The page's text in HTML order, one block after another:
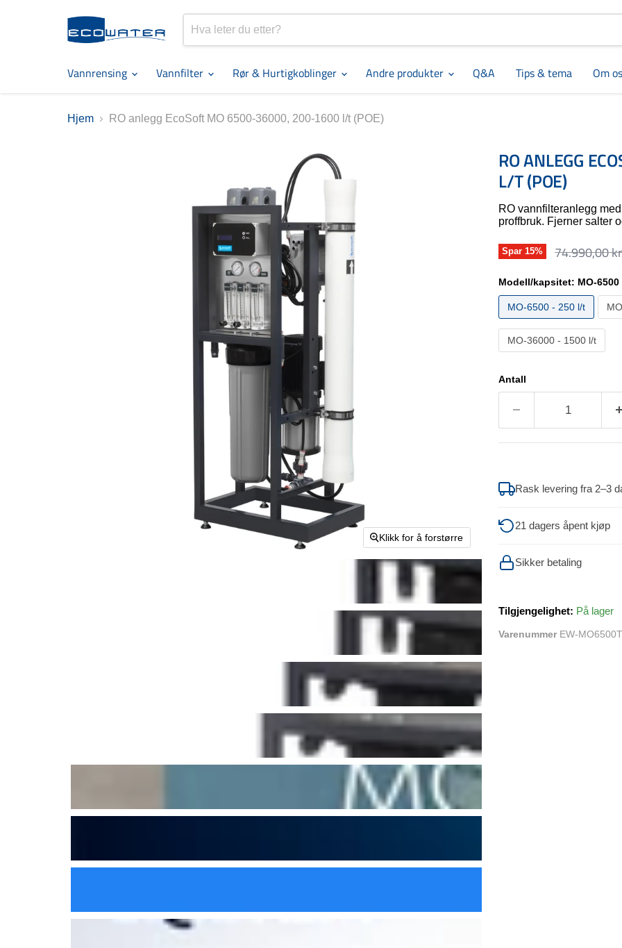
Vannrensing Vannfilter Rør & Hurtigkoblinger Andre produkter Q&A Tips & tema Om
Hjem RO anlegg EcoSoft MO 6500-36000, 200-1600 l/t (POE)
Klikk for å forstørre
RO ANLEGG
L/T (POE)
RO vannfilteranlegg
proffbruk. Fjerner salter
Spar 15% 74.990,00 kr
Modell/kapsitet: MO-
MO-6500 - 250 l/t
MO-36000 - 1500 l/t
Antall
Rask levering fra 2–3
21 dagers åpent kjøp
Sikker betaling
Tilgjengelighet: På lager
Varenummer EW-